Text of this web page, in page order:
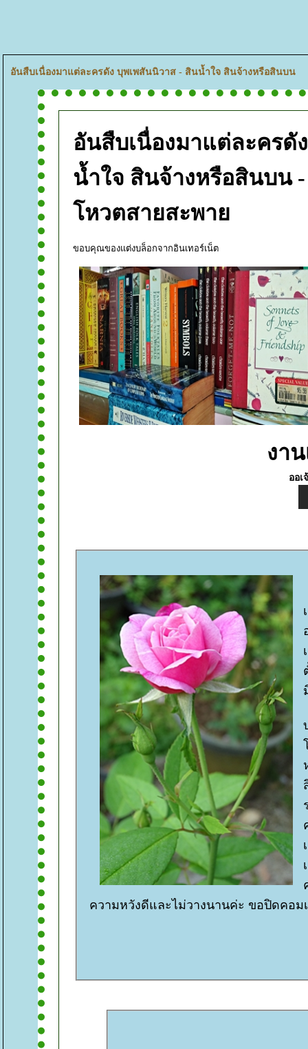
อันสืบเนื่องมาแต่ละครดัง บุพเพสันนิวาส - สินน้ำใจ สินจ้างหรือสินบน
อันสืบเนื่องมาแต่ละครดั
น้ำใจ สินจ้างหรือสินบน
หวตสายสะพา
ขอบคุณของแต่งบล็อกจากอินเทอร์เน็ต
งา
ออเ
ความหวังดีและไม่วางนานค่ะ ขอปิดคอม